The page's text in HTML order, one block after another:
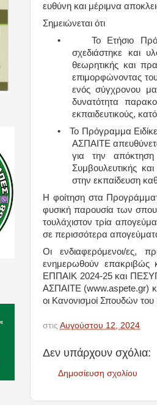
ευθύνη και μέριμνα
Σημειώνεται ότι
•
Το Ετήσιο
σχεδιάστηκε και
θεωρητικής και
επιμορφώνοντας
ενός σύγχρονου
δυνατότητα
εκπαιδευτικούς,
•
Το Πρόγραμμα
ΑΣΠΑΙΤΕ
για την
Συμβουλευτικής
στην εκπαίδευση
Η φοίτηση στα
φυσική παρουσία των
τουλάχιστον τρία
σε περισσότερα
Οι ενδιαφερόμενοι/ες,
ενημερωθούν επακριβώς
ΕΠΠΑΙΚ 2024-25 και ΠΕΣΥΠ
ΑΣΠΑΙΤΕ (www.aspete.gr)
οι Κανονισμοί Σπουδών
στις Αυγούστου 12, 2024
Δεν υπάρχουν σχόλια:
Δημοσίευση σχολίου